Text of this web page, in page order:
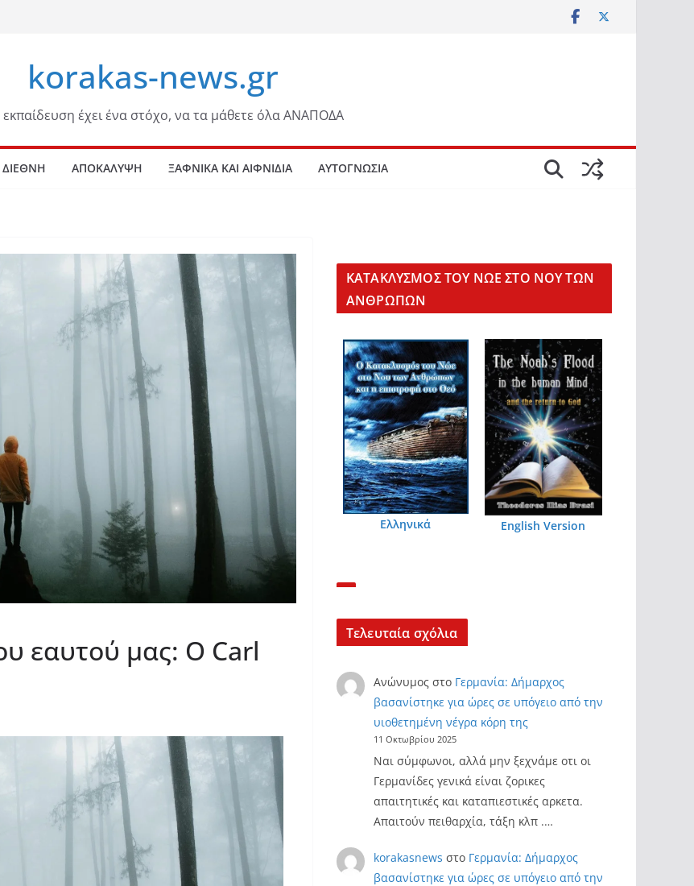
korakas-news.gr
έχει ένα στόχο, να τα μάθετε όλα ΑΝΑΠΟΔΑ
ΔΙΕΘΝΗ ΑΠΟΚΑΛΥΨΗ ΞΑΦΝΙΚΑ ΚΑΙ ΑΙΦΝΙΔΙΑ ΑΥΤΟΓΝΩΣΙΑ
εαυτού μας: Ο Carl
KΑΤΑΚΛΥΣΜΟΣ ΤΟΥ ΝΩΕ ΣΤΟ ΝΟΥ ΤΩΝ
ΑΝΘΡΩΠΩΝ
Ελληνικά English Version
Τελευταία σχόλια
Ανώνυμοςστο Γερμανία: Δήμαρχος
βασανίστηκε για ώρες σε υπόγειο από την
υιοθετημένη νέγρα κόρη της
11 Οκτωβρίου 2025
Ναι σύμφωνοι, αλλά μην ξεχνάμε οτι οι
Γερμανίδες γενικά είναι ζορικες
απαιτητικές και καταπιεστικές αρκετα.
Απαιτούν πειθαρχία, τάξη κλπ .…
korakasnews στο Γερμανία: Δήμαρχος
βασανίστηκε για ώρες σε υπόγειο από την